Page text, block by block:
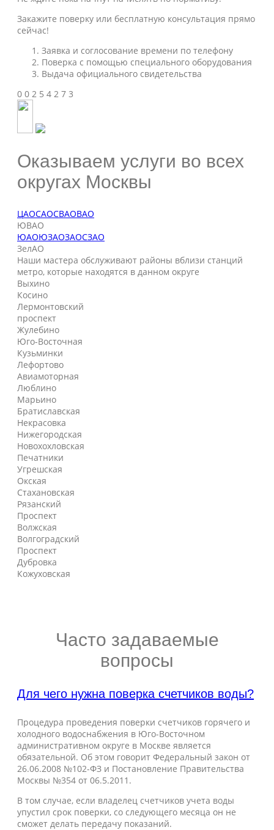
Закажите поверку или бесплатную консультация прямо
сейчас!
Заявка и соглосование времени по телефону
Поверка с помощью специального оборудования
Выдача официального свидетельства
0 0 2 5 4 2 7 3
Оказываем услуги во всех
округах Москвы
ЦАОСАОСВАОВАО
ЮВАО
ЮАОЮЗАОЗАОСЗАО
ЗелАО
Наши мастера обслуживают районы вблизи станций
метро, которые находятся в данном округе
Выхино
Косино
Лермонтовский
проспект
Жулебино
Юго-Восточная
Кузьминки
Лефортово
Авиамоторная
Люблино
Марьино
Братиславская
Некрасовка
Нижегородская
Новохохловская
Печатники
Угрешская
Окская
Стахановская
Рязанский
Проспект
Волжская
Волгоградский
Проспект
Дубровка
Кожуховская
Часто задаваемые
вопросы
Для чего нужна поверка счетчиков воды?
Процедура проведения поверки счетчиков горячего и
холодного водоснабжения в Юго-Восточном
административном округе в Москве является
обязательной. Об этом говорит Федеральный закон от
26.06.2008 №102-ФЗ и Постановление Правительства
Москвы №354 от 06.5.2011.
В том случае, если владелец счетчиков учета воды
упустил срок поверки, со следующего месяца он не
сможет делать передачу показаний.